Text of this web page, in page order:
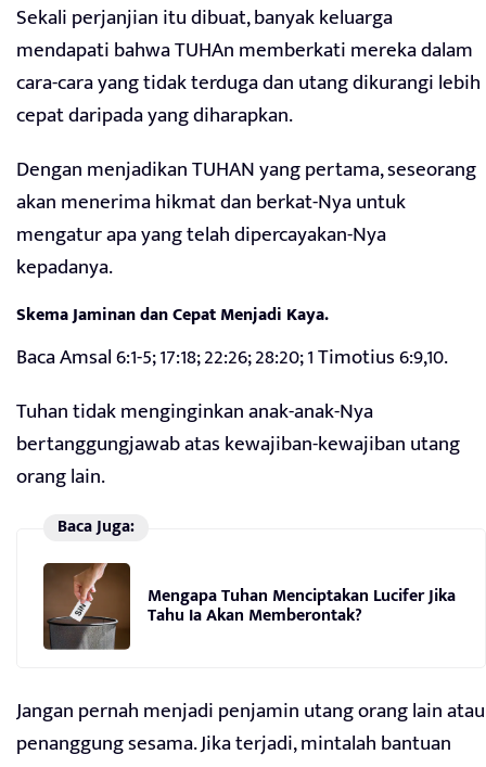
Sekali perjanjian itu dibuat, banyak keluarga
mendapati bahwa TUHAn memberkati mereka dalam
cara-cara yang tidak terduga dan utang dikurangi lebih
cepat daripada yang diharapkan.
Dengan menjadikan TUHAN yang pertama, seseorang
akan menerima hikmat dan berkat-Nya untuk
mengatur apa yang telah dipercayakan-Nya
kepadanya.
Skema Jaminan dan Cepat Menjadi Kaya.
Baca Amsal 6:1-5; 17:18; 22:26; 28:20; 1 Timotius 6:9,10.
Tuhan tidak menginginkan anak-anak-Nya
bertanggungjawab atas kewajiban-kewajiban utang
orang lain.
Baca Juga:
Mengapa Tuhan Menciptakan Lucifer Jika
Tahu Ia Akan Memberontak?
Jangan pernah menjadi penjamin utang orang lain atau
penanggung sesama. Jika terjadi, mintalah bantuan